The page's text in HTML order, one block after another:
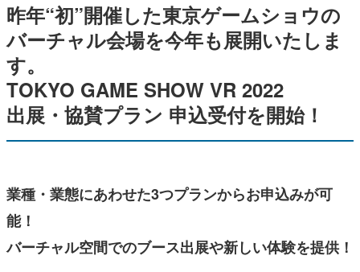
昨年“初”開催した東京ゲームショウの
バーチャル会場を今年も展開いたしま
す。
TOKYO GAME SHOW VR 2022
出展・協賛プラン 申込受付を開始！
業種・業態にあわせた3つプランからお申込みが可
能！
バーチャル空間でのブース出展や新しい体験を提供！